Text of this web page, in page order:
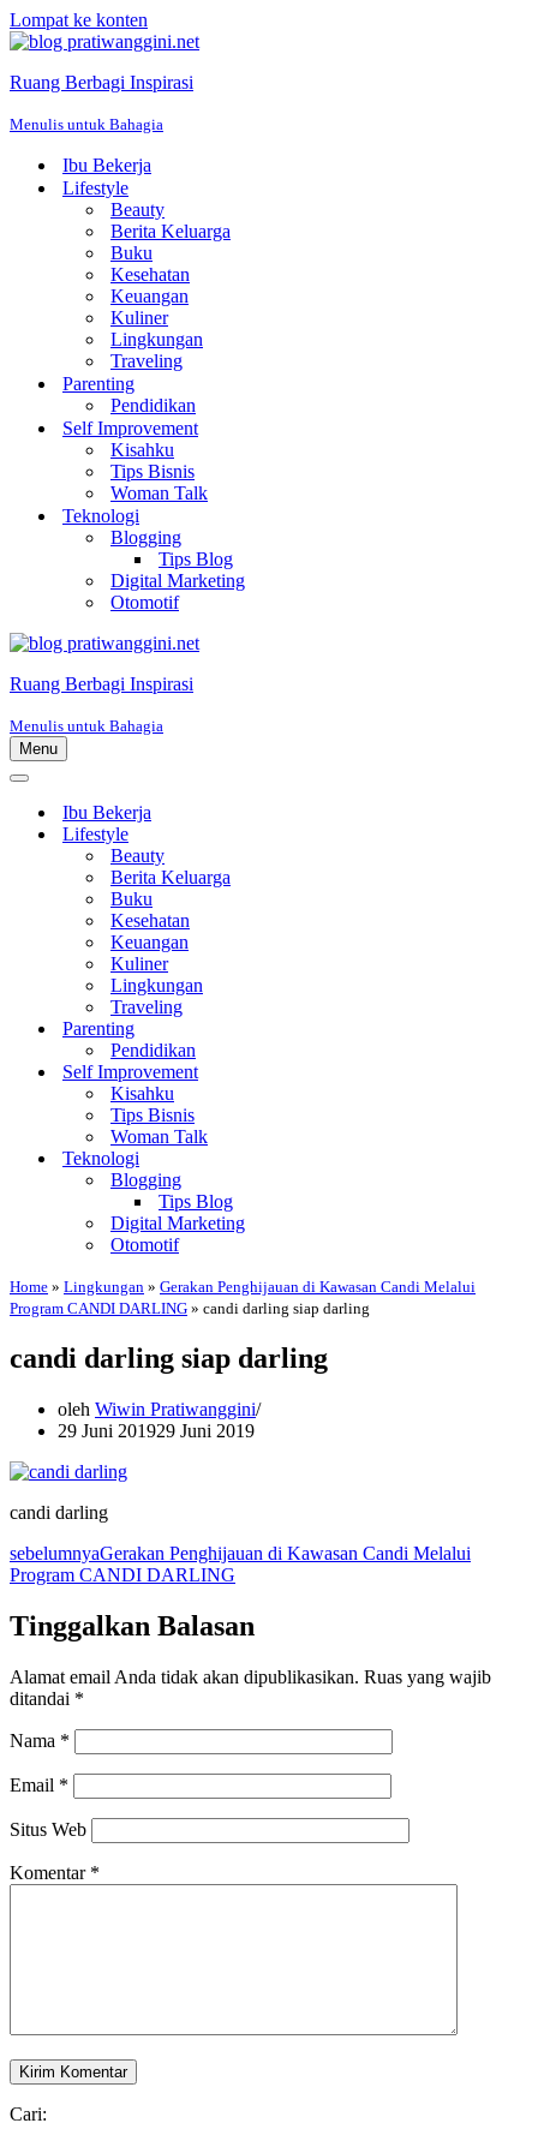
Lompat ke konten
Ruang Berbagi Inspirasi
Menulis untuk Bahagia
Ibu Bekerja
Lifestyle
Beauty
Berita Keluarga
Buku
Kesehatan
Keuangan
Kuliner
Lingkungan
Traveling
Parenting
Pendidikan
Self Improvement
Kisahku
Tips Bisnis
Woman Talk
Teknologi
Blogging
Tips Blog
Digital Marketing
Otomotif
Ruang Berbagi Inspirasi
Menulis untuk Bahagia
Menu
Menu
Menu
NavigasiIbu Bekerja
Lifestyle
Beauty
Berita Keluarga
Buku
Kesehatan
Keuangan
Kuliner
Lingkungan
Traveling
Parenting
Pendidikan
Self Improvement
Kisahku
Tips Bisnis
Woman Talk
Teknologi
Blogging
Tips Blog
Digital Marketing
Otomotif
Home » Lingkungan » Gerakan Penghijauan di Kawasan Candi Melalui
Program CANDI DARLING » candi darling siap darling
candi darling siap darling
oleh Wiwin Pratiwanggini
29 Juni 201929 Juni 2019
candi darling
sebelumnyaGerakan Penghijauan di Kawasan Candi Melalui
Program CANDI DARLING
Tinggalkan Balasan
Alamat email Anda tidak akan dipublikasikan. Ruas yang wajib
ditandai *
Nama *
Email *
Situs Web
Komentar *
Cari: